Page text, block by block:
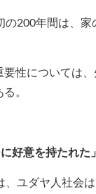
200年間は、家
要性については
。
好意を持たれた」
ユダヤ人社会は